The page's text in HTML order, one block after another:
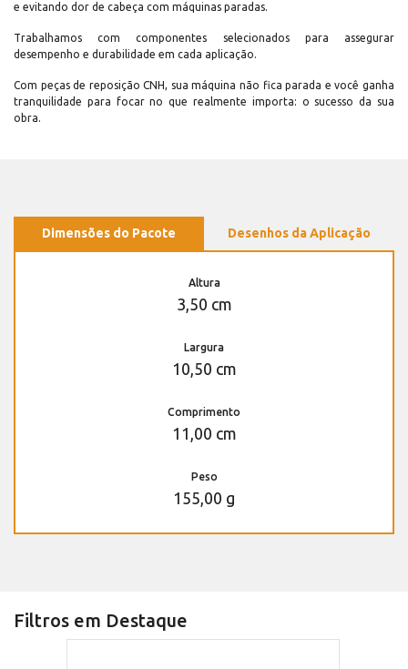
e evitando dor de cabeça com máquinas paradas.
Trabalhamos com componentes selecionados para assegurar
desempenho e durabilidade em cada aplicação.
Com peças de reposição CNH, sua máquina não fica parada e você ganha
tranquilidade para focar no que realmente importa: o sucesso da sua
obra.
Dimensões do Pacote Desenhos da Aplicação
Altura
3,50 cm
Largura
10,50 cm
Comprimento
11,00 cm
Peso
155,00 g
Filtros em Destaque